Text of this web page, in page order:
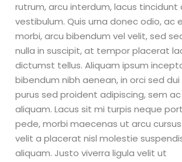
rutrum, arcu interdum, lacus tincidunt
vestibulum. Quis urna donec odio, ac
morbi, arcu bibendum vel velit, sed
nulla in suscipit, at tempor placerat
dictumst tellus. Aliquam ipsum
bibendum nibh aenean, in orci sed
purus sed proident adipiscing, sem
aliquam. Lacus sit mi turpis neque
pede, morbi maecenas ut arcu
velit a placerat nisl molestie
aliquam. Justo viverra ligula velit ut